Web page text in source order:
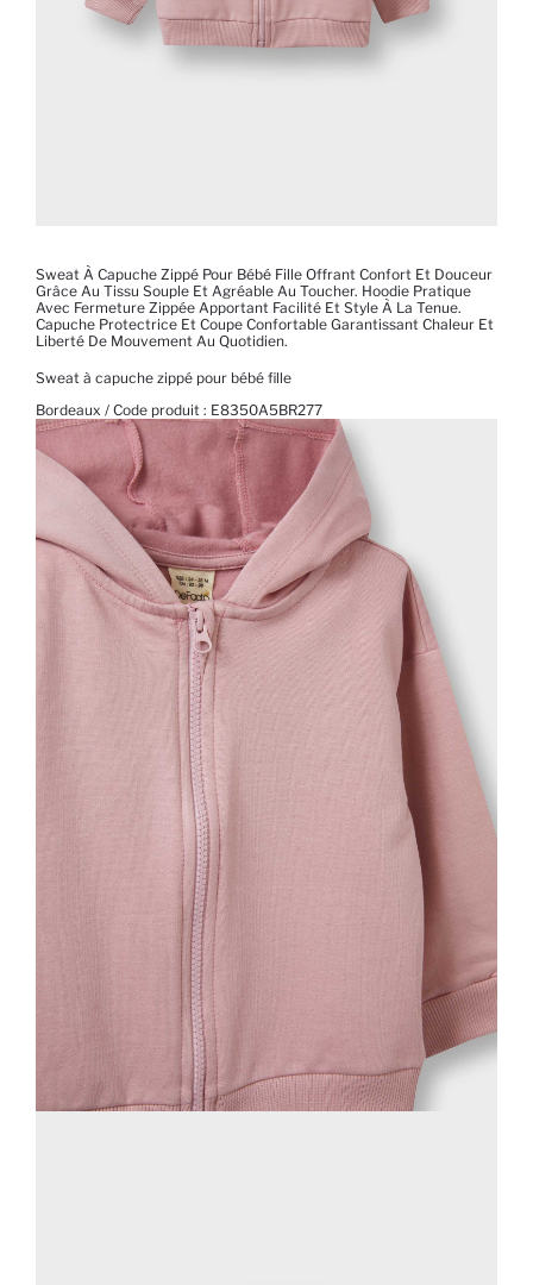
Sweat À Capuche Zippé Pour Bébé Fille Offrant Confort Et Douceur
Grâce Au Tissu Souple Et Agréable Au Toucher. Hoodie Pratique
Avec Fermeture Zippée Apportant Facilité Et Style À La Tenue.
Capuche Protectrice Et Coupe Confortable Garantissant Chaleur Et
Liberté De Mouvement Au Quotidien.
Sweat à capuche zippé pour bébé fille
Bordeaux / Code produit : E8350A5BR277